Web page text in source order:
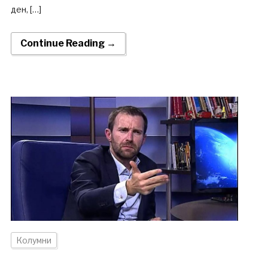
ден, […]
Continue Reading →
Колумни